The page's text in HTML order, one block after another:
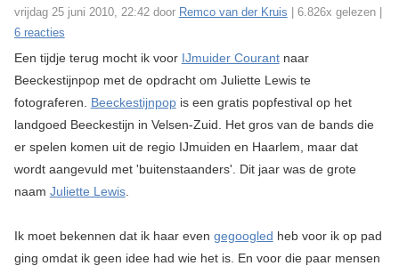
vrijdag 25 juni 2010, 22:42 door Remco van der Kruis | 6.826x gelezen |
6 reacties
Een tijdje terug mocht ik voor IJmuider Courantnaar
Beeckestijnpop met de opdracht om Juliette Lewis te
fotograferen. Beeckestijnpopis een gratis popfestival op het
landgoed Beeckestijn in Velsen-Zuid. Het gros van de bands die
er spelen komen uit de regio IJmuiden en Haarlem, maar dat
wordt aangevuld met 'buitenstaanders'. Dit jaar was de grote
naam Juliette Lewis.
Ik moet bekennen dat ik haar even gegoogled heb voor ik op pad
ging omdat ik geen idee had wie het is. En voor die paar mensen